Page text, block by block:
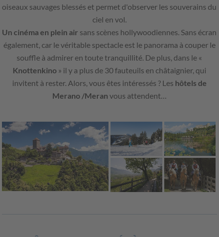
oiseaux sauvages blessés et permet d'observer les souverains du
ciel en vol.
Un cinéma en plein air sans scènes hollywoodiennes. Sans écran
également, car le véritable spectacle est le panorama à couper le
souffle à admirer en toute tranquillité. De plus, dans le «
Knottenkino» il y a plus de 30 fauteuils en châtaignier, qui
invitent à rester. Alors, vous êtes intéressés ? Les hôtels de
Merano /Meran vous attendent…